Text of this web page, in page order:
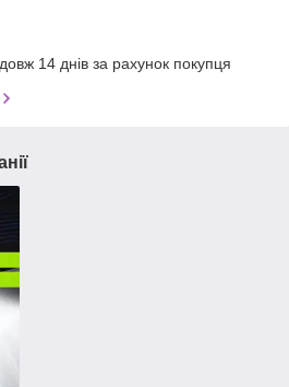
14 днів за рахунок покупця